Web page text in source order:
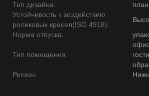
Тип дизайна:
Устойчивость к воздействию
роликовых кресел(ISO 4918):
Норма отпуска:
Тип помещения:
Регион: